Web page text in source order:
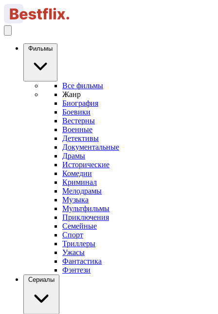
Фильмы
Все фильмы
Жанр
Биография
Боевики
Вестерны
Военные
Детективы
Документальные
Драмы
Исторические
Комедии
Криминал
Мелодрамы
Музыка
Мультфильмы
Приключения
Семейные
Спорт
Триллеры
Ужасы
Фантастика
Фэнтези
Сериалы